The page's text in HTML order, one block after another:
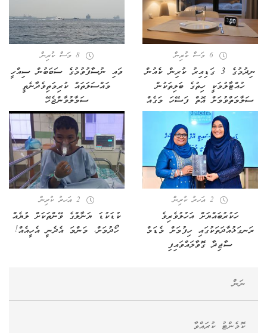
6 މަސް ކުރިން
ނިދުމުގެ 3 ގަޑިއިރު ކުރިން ކެއުން
ހުއްޓާލުމަކީ ހިތުގެ ބަލިތަކުން
ސަލާމަތްވުމަށް އޮތް ފަސޭހަ މަގެއް
8 މަސް ކުރިން
ވައި ނުސާފުވުމުގެ ސަބަބުން ސިއްހީ
މައްސަލަތައް ކުރިމަތިވެދާނެތީ
ސަމާލުވާންޖެހޭ
2 އަހރު ކުރިން
ހަކުރުބައްޔަށް އަހުލުވެރިވެ
ރަނގަޅުއާދަތަކުގައި ހިފުމަށް މެޑަމް
ސާޖިދާ ގޮވާލައްވައިފި
2 އަހރު ކުރިން
ކުޑަކުޑަ ޔަނާލްގެ ވޭންތަކަށް ލުޔެއް
ހޯދުމަށް، މަންމަ އެދެނީ އެހީއެއް!